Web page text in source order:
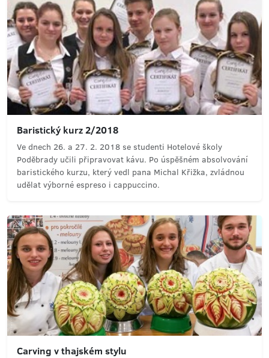
Baristický kurz 2/2018
Ve dnech 26. a 27. 2. 2018 se studenti Hotelové školy
Poděbrady učili připravovat kávu. Po úspěšném absolvování
baristického kurzu, který vedl pana Michal Křižka, zvládnou
udělat výborné espreso i cappuccino.
Carving v thajském stylu